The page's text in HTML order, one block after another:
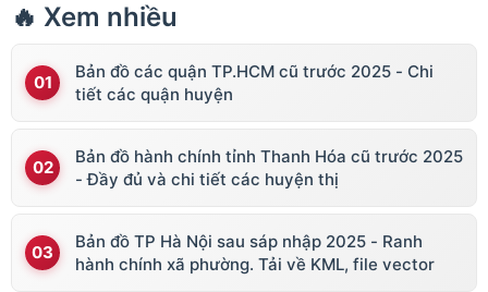
🔥 Xem nhiều
Bản đồ các quận TP.HCM cũ trước 2025 - Chi
tiết các quận huyện
Bản đồ hành chính tỉnh Thanh Hóa cũ trước 2025
- Đầy đủ và chi tiết các huyện thị
Bản đồ TP Hà Nội sau sáp nhập 2025 - Ranh
hành chính xã phường. Tải về KML, file vector